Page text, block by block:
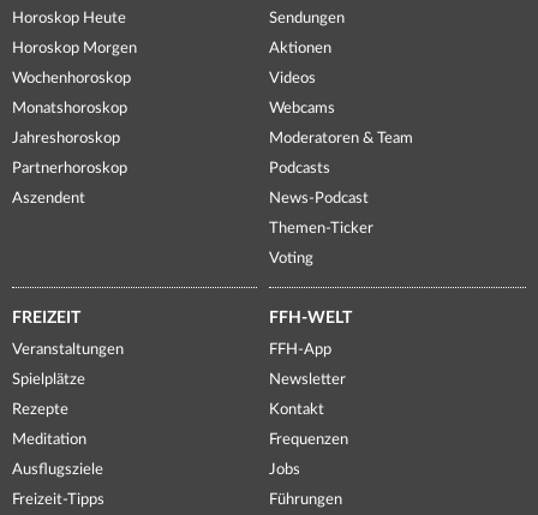
Horoskop Heute
Horoskop Morgen
Wochenhoroskop
Monatshoroskop
Jahreshoroskop
Partnerhoroskop
Aszendent
Sendungen
Aktionen
Videos
Webcams
Moderatoren & Team
Podcasts
News-Podcast
Themen-Ticker
Voting
FREIZEIT
Veranstaltungen
Spielplätze
Rezepte
Meditation
Ausflugsziele
Freizeit-Tipps
FFH-WELT
FFH-App
Newsletter
Kontakt
Frequenzen
Jobs
Führungen